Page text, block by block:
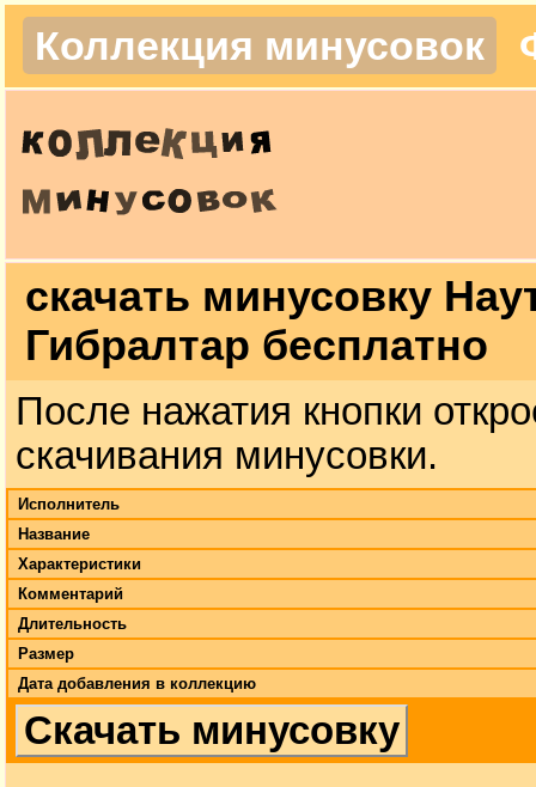
Коллекция минусовок
скачать минусовку
Гибралтар бесплатно
После нажатия кнопки
скачивания минусовки.
Исполнитель
Название
Характеристики
Комментарий
Длительность
Размер
Дата добавления в коллекцию
Скачать минусовку